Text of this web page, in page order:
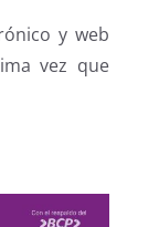
y web
vez que